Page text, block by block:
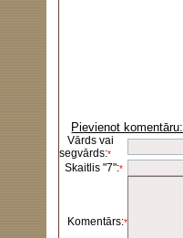
Pievienot komentāru:
Vārds vai
segvārds:*
Skaitlis "7":*
Komentārs:*